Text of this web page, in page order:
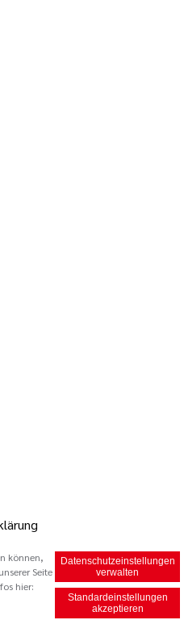
mbH (cts)
Datenschutzeinstellungen
verwalten
Standardeinstellungen
akzeptieren
können,
Seite
hier: